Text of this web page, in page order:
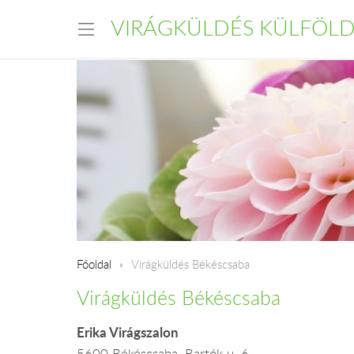
VIRÁGKÜLDÉS
Főoldal Virágküldés Békéscsaba
Virágküldés Békéscsaba
Erika Virágszalon